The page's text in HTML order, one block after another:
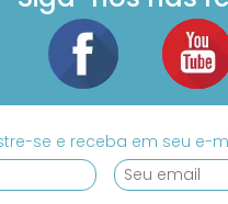
se e receba em seu e-